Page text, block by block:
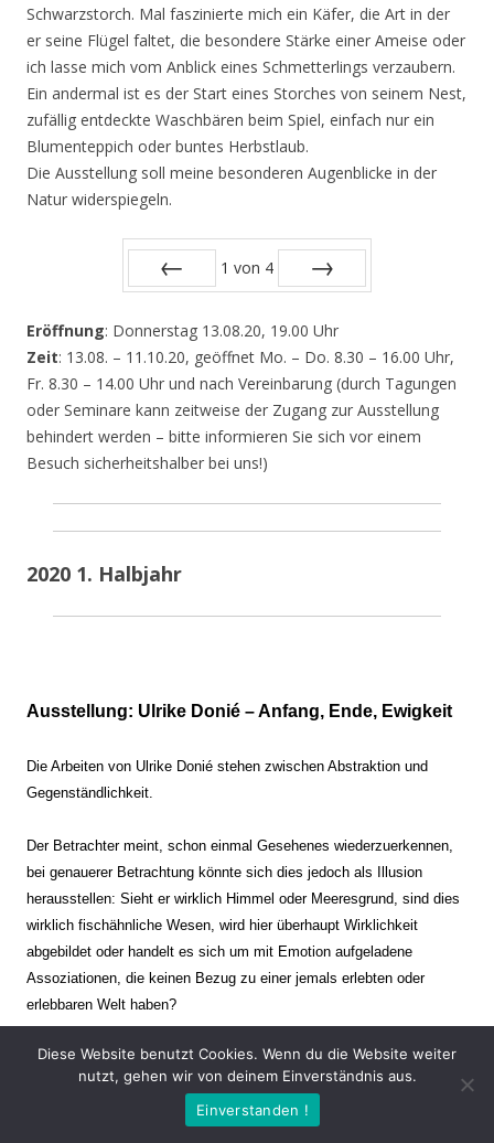
Schwarzstorch. Mal faszinierte mich ein Käfer, die Art in der
er seine Flügel faltet, die besondere Stärke einer Ameise oder
ich lasse mich vom Anblick eines Schmetterlings verzaubern.
Ein andermal ist es der Start eines Storches von seinem Nest,
zufällig entdeckte Waschbären beim Spiel, einfach nur ein
Blumenteppich oder buntes Herbstlaub.
Die Ausstellung soll meine besonderen Augenblicke in der
Natur widerspiegeln.
1 von 4
Eröffnung: Donnerstag 13.08.20, 19.00 Uhr
Zeit: 13.08. – 11.10.20, geöffnet Mo. – Do. 8.30 – 16.00 Uhr,
Fr. 8.30 – 14.00 Uhr und nach Vereinbarung (durch Tagungen
oder Seminare kann zeitweise der Zugang zur Ausstellung
behindert werden – bitte informieren Sie sich vor einem
Besuch sicherheitshalber bei uns!)
2020 1. Halbjahr
Ausstellung: Ulrike Donié – Anfang, Ende, Ewigkeit
Die Arbeiten von Ulrike Donié stehen zwischen Abstraktion und
Gegenständlichkeit.
Der Betrachter meint, schon einmal Gesehenes wiederzuerkennen,
bei genauerer Betrachtung könnte sich dies jedoch als Illusion
herausstellen: Sieht er wirklich Himmel oder Meeresgrund, sind dies
wirklich fischähnliche Wesen, wird hier überhaupt Wirklichkeit
abgebildet oder handelt es sich um mit Emotion aufgeladene
Assoziationen, die keinen Bezug zu einer jemals erlebten oder
erlebbaren Welt haben?
Verharren und Dynamik stehen sich dabei gegenüber. Zeit steht still
oder verrinnt im Nu. Es soll dabei eine Spannung, auch farblich, bis
zur Schmerzgrenze erzeugt werden. Die Arbeiten stellen ambivalente
Diese Website benutzt Cookies. Wenn du die Website weiter
nutzt, gehen wir von deinem Einverständnis aus.
Einverstanden !